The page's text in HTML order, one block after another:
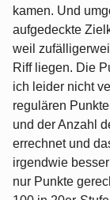
kamen. Und
aufgedeckte
weil
Riff liegen. Die
ich leider nicht
regulären
und der Anzahl
errechnet und
irgendwie
nur Punkte